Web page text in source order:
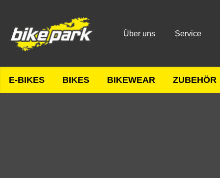
Über uns Service
E-BIKES BIKES BIKEWEAR ZUBEHÖR